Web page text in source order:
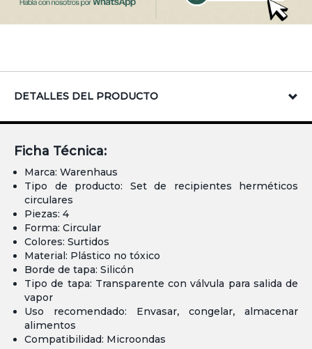
DETALLES DEL PRODUCTO
Ficha Técnica:
Marca: Warenhaus
Tipo de producto: Set de recipientes herméticos
circulares
Piezas: 4
Forma: Circular
Colores: Surtidos
Material: Plástico no tóxico
Borde de tapa: Silicón
Tipo de tapa: Transparente con válvula para salida de
vapor
Uso recomendado: Envasar, congelar, almacenar
alimentos
Compatibilidad: Microondas